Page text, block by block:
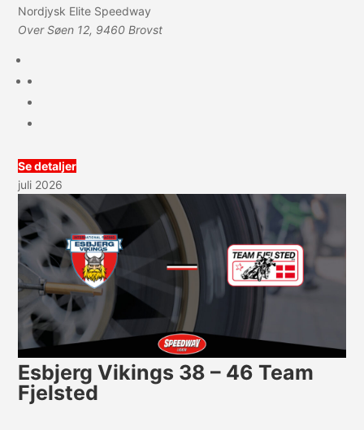
Nordjysk Elite Speedway
Over Søen 12, 9460 Brovst
Se detaljer
juli 2026
Esbjerg Vikings 38 – 46 Team
Fjelsted